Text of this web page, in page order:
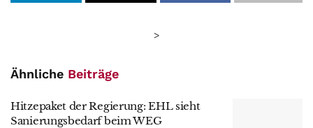
>
Ähnliche Beiträge
Hitzepaket der Regierung: EHL sieht
Sanierungsbedarf beim WEG